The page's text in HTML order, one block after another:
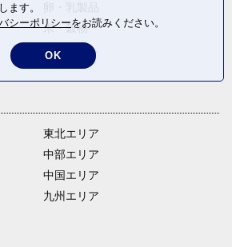
米・穀物
返礼品なし
東北エリア
中部エリア
中国エリア
九州エリア
ます。
シーポリシーをお読みください。
OK